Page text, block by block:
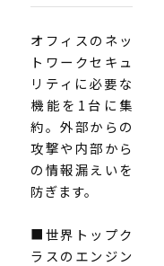
オフィスのネッ
トワークセキュ
リティに必要な
機能を1台に集
約。外部からの
攻撃や内部から
の情報漏えいを
防ぎます。
■世界トップク
ラスのエンジン